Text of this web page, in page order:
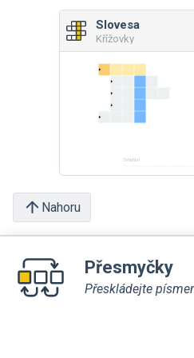
Slovesa
Křížovky
Nahoru
Přesmyčky
Přeskládejte